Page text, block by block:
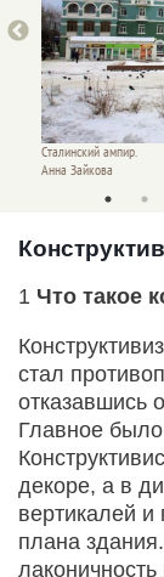
Сталинский ампир.
Анна Зайкова
1 Что такое
стал
отказавшись
Главное
декоре, а в
вертикалей и
плана